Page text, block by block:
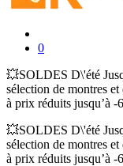
0
💥SOLDES D\'été
sélection de montres
à prix réduits jusqu’à -
💥SOLDES D\'été
sélection de montres
à prix réduits jusqu’à -